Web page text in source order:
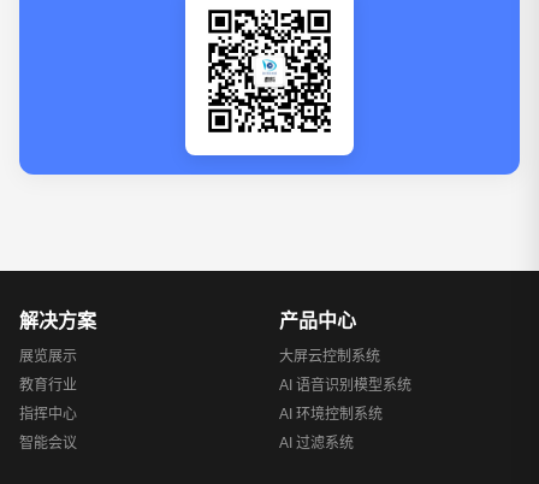
产品中心
大屏云控制系统
AI 语音识别模型系统
AI 环境控制系统
AI 过滤系统
解决方案
展览展示
教育行业
指挥中心
智能会议